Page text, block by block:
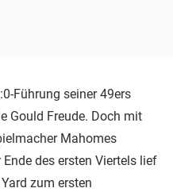
Führung seiner 49ers
Gould Freude. Doch mit
Mahomes
des ersten Viertels lief
zum ersten